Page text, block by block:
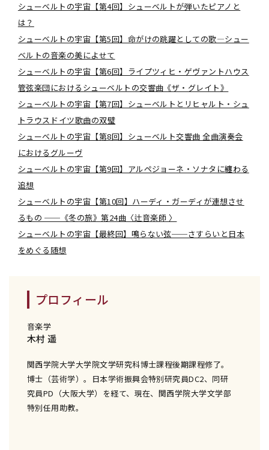
シューベルトの宇宙【第4回】シューベルトが弾いたピアノと
は？
シューベルトの宇宙【第5回】命がけの跳躍としての歌―シュー
ベルトの音楽の美によせて
シューベルトの宇宙【第6回】ライプツィヒ・ゲヴァントハウス
管弦楽団におけるシューベルトの交響曲《ザ・グレイト》
シューベルトの宇宙【第7回】シューベルトとリヒャルト・シュ
トラウス――ドイツ歌曲の双璧
シューベルトの宇宙【第8回】シューベルト交響曲 全曲演奏会
におけるグルーヴ
シューベルトの宇宙【第9回】アルペジョーネ・ソナタに纏わる
追想
シューベルトの宇宙【第10回】ハーディ・ガーディが連想させ
るもの ──《冬の旅》第24曲〈辻音楽師 〉
シューベルトの宇宙【最終回】鳴らない弦──さすらいと日本
をめぐる随想
プロフィール
音楽学
木村 遥
関西学院大学大学院文学研究科博士課程後期課程修了。
博士（芸術学）。日本学術振興会特別研究員DC2、同研
究員PD（大阪大学）を経て、現在、関西学院大学文学部
特別任用助教。